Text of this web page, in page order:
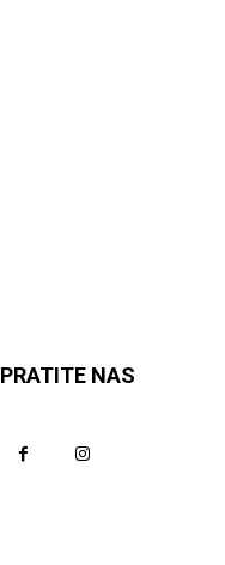
PRATITE NAS